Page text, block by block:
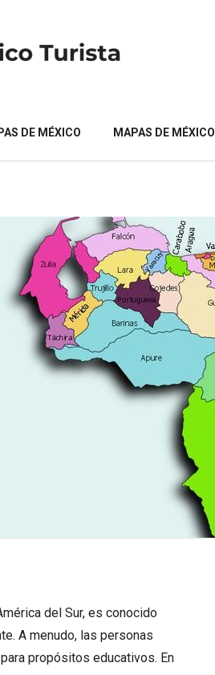
DE MÉXICO MAPAS DE MÉXICO
del Sur, es conocido
A menudo, las personas
propósitos educativos. En